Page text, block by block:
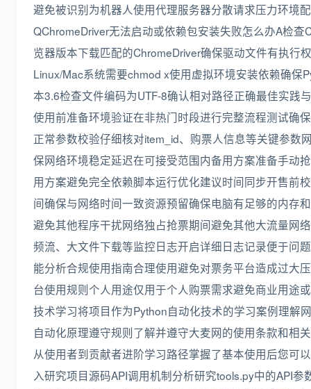
避免被识别为机器人使用代理服务器分散请求压力环境
QChromeDriver无法启动或依赖包安装失败怎么办A检查
览器版本下载匹配的ChromeDriver确保驱动文件有执行
Linux/Mac系统需要chmod x使用虚拟环境安装依赖确保
本3.6检查文件编码为UTF-8确认相对路径正确最佳实践
使用前准备环境验证在非热门时段进行完整流程测试确
正常参数校验仔细核对item_id、购票人信息等关键参数
保网络环境稳定延迟在可接受范围内备用方案准备手动
用方案避免完全依赖脚本运行优化建议时间同步开售前
间确保与网络时间一致资源预留确保电脑有足够的内存
避免其他程序干扰网络独占抢票期间避免其他大流量网
频流、大文件下载等监控日志开启详细日志记录便于问
能分析合规使用指南合理使用避免对票务平台造成过大
台使用规则个人用途仅用于个人购票需求避免商业用途
技术学习将项目作为Python自动化技术的学习案例理解
自动化原理遵守规则了解并遵守大麦网的使用条款和相
从使用者到贡献者进阶学习路径掌握了基本使用后您可
入研究项目源码API调用机制分析研究tools.py中的API参